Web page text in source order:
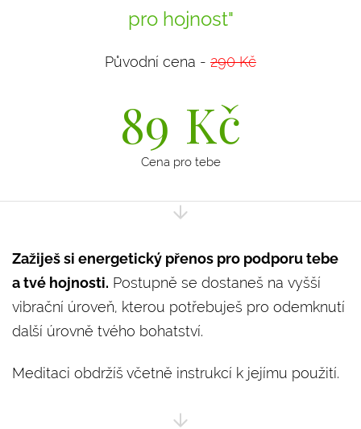
pro hojnost"
Původní cena - 290 Kč
89 Kč
Cena pro tebe
Zažiješ si energetický přenos pro podporu tebe
a tvé hojnosti. Postupně se dostaneš na vyšší
vibrační úroveň, kterou potřebuješ pro odemknutí
další úrovně tvého bohatství.
Meditaci obdržíš včetně instrukcí k jejímu použití.